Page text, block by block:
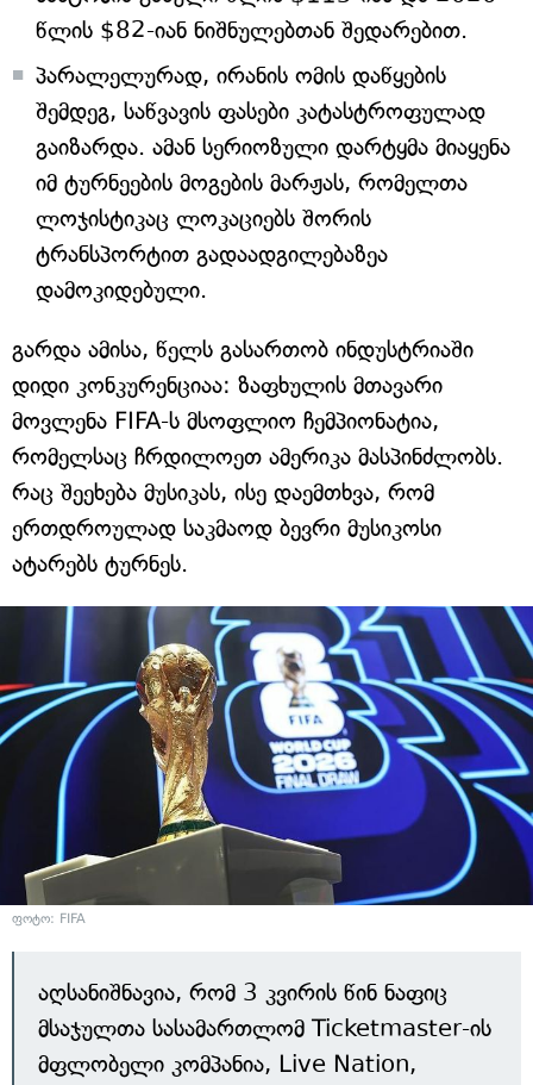
წლის $82-იან ნიშნულებთან შედარებით.
პარალელურად, ირანის ომის დაწყების
შემდეგ, საწვავის ფასები კატასტროფულად
გაიზარდა. ამან სერიოზული დარტყმა მიაყენა
იმ ტურნეების მოგების მარჟას, რომელთა
ლოჯისტიკაც ლოკაციებს შორის
ტრანსპორტით გადაადგილებაზეა
დამოკიდებული.
გარდა ამისა, წელს გასართობ ინდუსტრიაში
დიდი კონკურენციაა: ზაფხულის მთავარი
მოვლენა FIFA-ს მსოფლიო ჩემპიონატია,
რომელსაც ჩრდილოეთ ამერიკა მასპინძლობს.
რაც შეეხება მუსიკას, ისე დაემთხვა, რომ
ერთდროულად საკმაოდ ბევრი მუსიკოსი
ატარებს ტურნეს.
ფოტო: FIFA
აღსანიშნავია, რომ 3 კვირის წინ ნაფიც
მსაჯულთა სასამართლომ Ticketmaster-ის
მფლობელი კომპანია, Live Nation,